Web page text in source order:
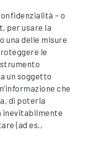
– o
per usare la
una delle misure
le
un soggetto
che
di poterla
inevitabilmente
(ad es.,